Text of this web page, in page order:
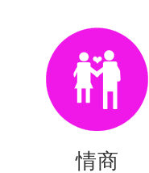

情商